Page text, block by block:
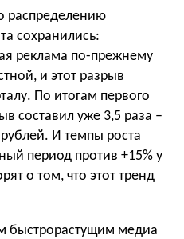
распределению
сохранились:
реклама по-прежнему
и этот разрыв
По итогам первого
составил уже 3,5 раза –
И темпы роста
период против +15% у
о том, что этот тренд
быстрорастущим медиа